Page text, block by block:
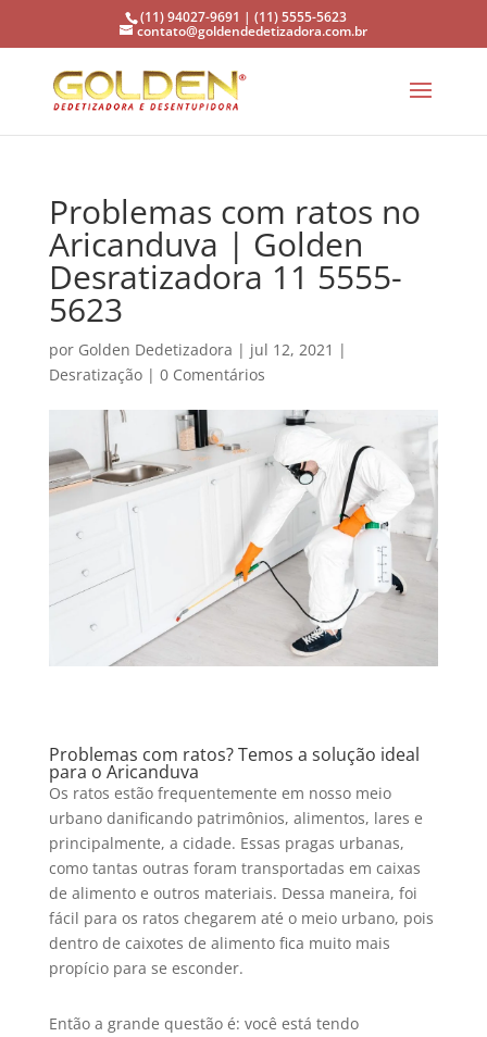
(11) 94027-9691 | (11) 5555-5623
contato@goldendedetizadora.com.br
Problemas com ratos no
Aricanduva | Golden
Desratizadora 11 5555-
5623
por Golden Dedetizadora | jul 12, 2021 |
Desratização| 0 Comentários
Problemas com ratos? Temos a solução ideal
para o Aricanduva
Os ratos estão frequentemente em nosso meio
urbano danificando patrimônios, alimentos, lares e
principalmente, a cidade. Essas pragas urbanas,
como tantas outras foram transportadas em caixas
de alimento e outros materiais. Dessa maneira, foi
fácil para os ratos chegarem até o meio urbano, pois
dentro de caixotes de alimento fica muito mais
propício para se esconder.
Então a grande questão é: você está tendo